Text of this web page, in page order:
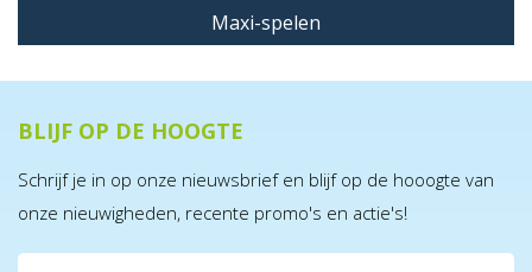
Maxi-spelen
BLIJF OP DE HOOGTE
Schrijf je in op onze nieuwsbrief en blijf op de hooogte van
onze nieuwigheden, recente promo's en actie's!